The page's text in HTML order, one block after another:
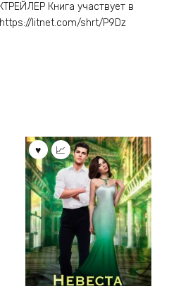
Книга участвует в
litnet.com/shrt/P9Dz